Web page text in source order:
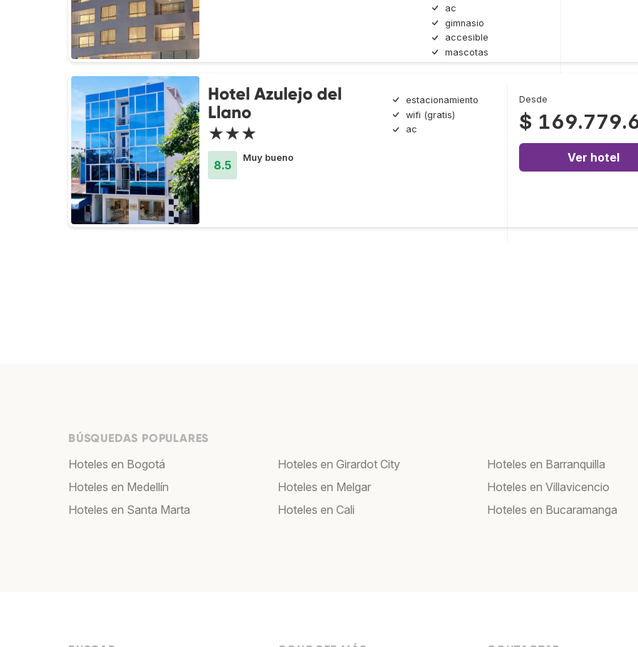
ac
gimnasio
accesible
mascotas
Hotel Azulejo del
Llano
★★★
8.5
Muy bueno
estacionamiento
wifi (gratis)
ac
Desde
$
Ver hotel
BÚSQUEDAS POPULARES
Hoteles en Bogotá
Hoteles en Medellín
Hoteles en Santa Marta
Hoteles en Girardot City
Hoteles en Melgar
Hoteles en Cali
Hoteles en Barranquilla
Hoteles en Villavicencio
Hoteles en Bucaramanga